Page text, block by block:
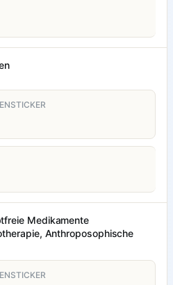
Medikamente
Anthroposophische